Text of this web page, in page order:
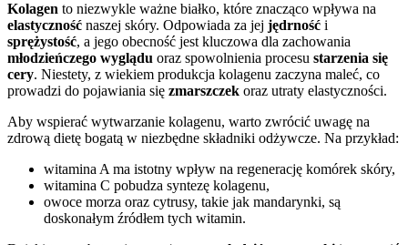
Kolagen to niezwykle ważne białko, które znacząco wpływa na
elastyczność naszej skóry. Odpowiada za jej jędrność i
sprężystość, a jego obecność jest kluczowa dla zachowania
młodzieńczego wyglądu oraz spowolnienia procesu starzenia się
cery. Niestety, z wiekiem produkcja kolagenu zaczyna maleć, co
prowadzi do pojawiania się zmarszczek oraz utraty elastyczności.
Aby wspierać wytwarzanie kolagenu, warto zwrócić uwagę na
zdrową dietę bogatą w niezbędne składniki odżywcze. Na przykład:
witamina A ma istotny wpływ na regenerację komórek skóry,
witamina C pobudza syntezę kolagenu,
owoce morza oraz cytrusy, takie jak mandarynki, są
doskonałym źródłem tych witamin.